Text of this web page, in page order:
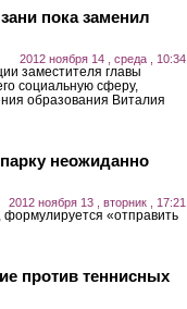
пока заменил
2012 ноября 14 , среда , 10:34
заместителя главы
социальную сферу,
образования Виталия
неожиданно
2012 ноября 13 , вторник , 17:21
«отправить
против теннисных